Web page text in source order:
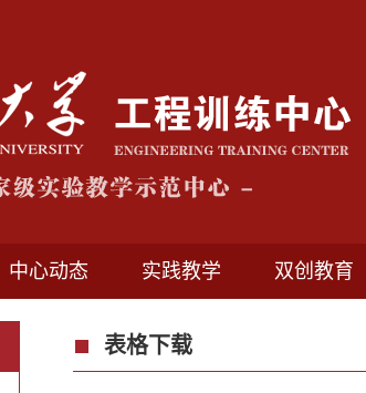
中心动态 实践教学 双创教育
表格下载